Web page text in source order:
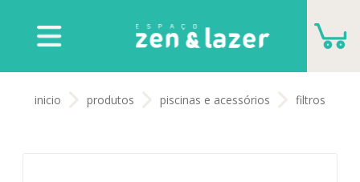
CARRINHO
inicio produtos piscinas e acessórios filtros